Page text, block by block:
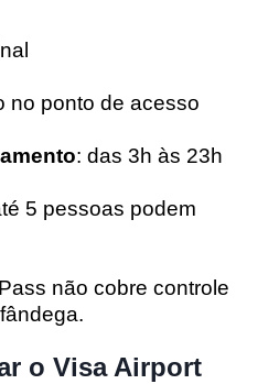
no ponto de acesso
: das 3h às 23h
5 pessoas podem
não cobre controle
o Visa Airport